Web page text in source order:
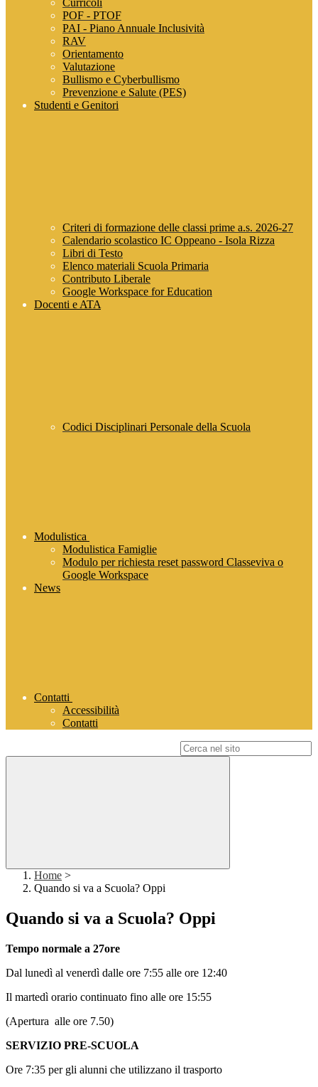
Curricoli
POF - PTOF
PAI - Piano Annuale Inclusività
RAV
Orientamento
Valutazione
Bullismo e Cyberbullismo
Prevenzione e Salute (PES)
Studenti e Genitori
Criteri di formazione delle classi prime a.s. 2026-27
Calendario scolastico IC Oppeano - Isola Rizza
Libri di Testo
Elenco materiali Scuola Primaria
Contributo Liberale
Google Workspace for Education
Docenti e ATA
Codici Disciplinari Personale della Scuola
Modulistica
Modulistica Famiglie
Modulo per richiesta reset password Classeviva o
Google Workspace
News
Contatti
Accessibilità
Contatti
Home >
Quando si va a Scuola? Oppi
Quando si va a Scuola? Oppi
Tempo normale a 27ore
Dal lunedì al venerdì dalle ore 7:55 alle ore 12:40
Il martedì orario continuato fino alle ore 15:55
(Apertura alle ore 7.50)
SERVIZIO PRE-SCUOLA
Ore 7:35 per gli alunni che utilizzano il trasporto